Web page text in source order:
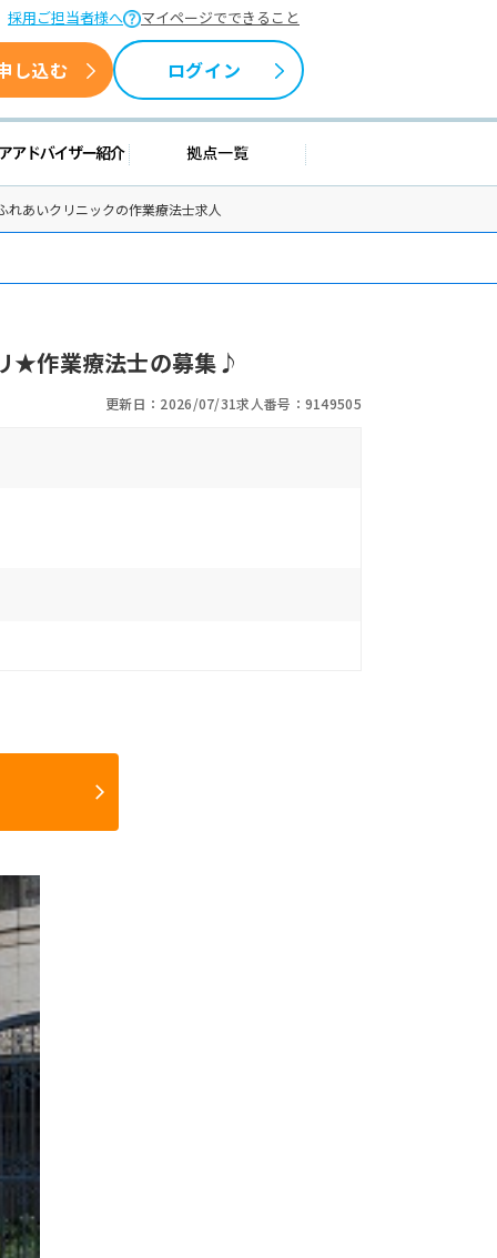
採用ご担当者様へ マイページでできること
し込む ログイン
報 キャリアアドバイザー紹介 拠点一覧
あいクリニックの作業療法士求人
★作業療法士の募集♪
更新日：2026/07/31求人番号：9149505